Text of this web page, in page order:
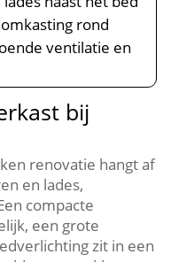
rond
ventilatie en
bij
renovatie hangt af
en lades,
compacte
een grote
zit in een